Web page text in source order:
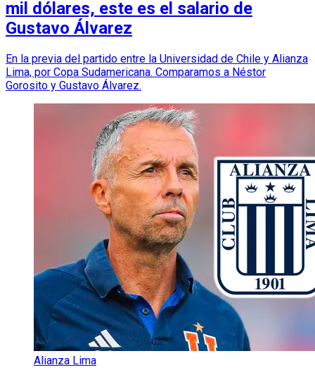
mil dólares, este es el salario de
Gustavo Álvarez
En la previa del partido entre la Universidad de Chile y Alianza
Lima, por Copa Sudamericana. Comparamos a Néstor
Gorosito y Gustavo Álvarez.
Alianza Lima